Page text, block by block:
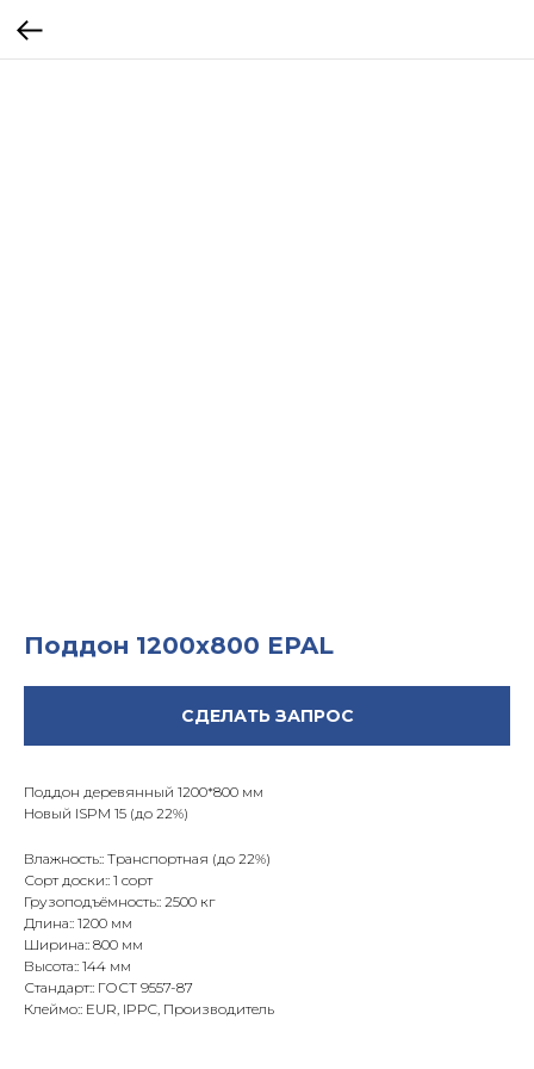
Поддон 1200х800 EPAL
СДЕЛАТЬ ЗАПРОС
Поддон деревянный 1200*800 мм
Новый ISPM 15 (до 22%)
Влажность:: Транспортная (до 22%)
Сорт доски:: 1 сорт
Грузоподъёмность:: 2500 кг
Длина:: 1200 мм
Ширина:: 800 мм
Высота:: 144 мм
Стандарт:: ГОСТ 9557-87
Клеймо:: EUR, IPPC, Производитель